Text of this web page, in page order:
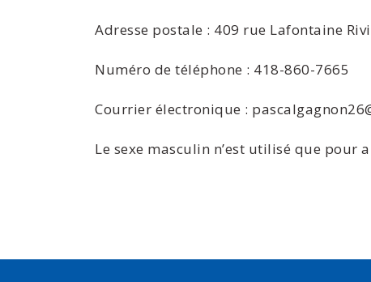
Adresse postale : 409 rue Lafontaine
Numéro de téléphone : 418-860-7665
Courrier électronique :
Le sexe masculin n’est utilisé que pour